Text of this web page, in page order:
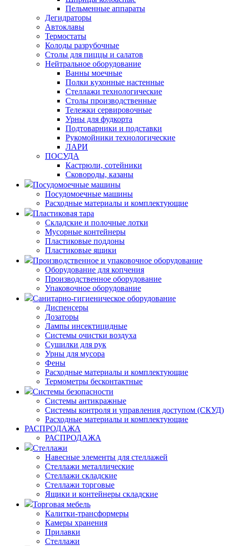
Пельменные аппараты
Дегидраторы
Автоклавы
Термостаты
Колоды разрубочные
Столы для пиццы и салатов
Нейтральное оборудование
Ванны моечные
Полки кухонные настенные
Стеллажи технологические
Столы производственные
Тележки сервировочные
Урны для фудкорта
Подтоварники и подставки
Рукомойники технологические
ЛАРИ
ПОСУДА
Кастрюли, сотейники
Сковороды, казаны
Посудомоечные машины
Посудомоечные машины
Расходные материалы и комплектующие
Пластиковая тара
Складские и полочные лотки
Мусорные контейнеры
Пластиковые поддоны
Пластиковые ящики
Производственное и упаковочное оборудование
Оборудование для копчения
Производственное оборудование
Упаковочное оборудование
Санитарно-гигиеническое оборудование
Диспенсеры
Дозаторы
Лампы инсектицидные
Системы очистки воздуха
Сушилки для рук
Урны для мусора
Фены
Расходные материалы и комплектующие
Термометры бесконтактные
Системы безопасности
Системы антикражные
Системы контроля и управления доступом (СКУД)
Расходные материалы и комплектующие
РАСПРОДАЖА
РАСПРОДАЖА
Стеллажи
Навесные элементы для стеллажей
Стеллажи металлические
Стеллажи складские
Стеллажи торговые
Ящики и контейнеры складские
Торговая мебель
Калитки-трансформеры
Камеры хранения
Прилавки
Стеллажи